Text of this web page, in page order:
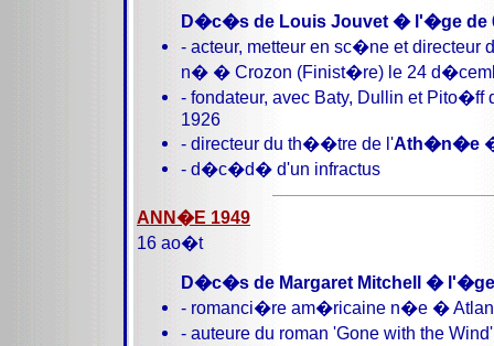
D�c�s de Louis Jouvet � l'�ge de
- acteur, metteur en sc�ne et
n� � Crozon (Finist�re) le 24
- fondateur, avec Baty, Dullin et Pito�ff
1926
- directeur du th��tre de l'Ath�n�e
- d�c�d� d'un infractus
ANN�E 1949
16 ao�t
D�c�s de Margaret Mitchell � l'�ge
- romanci�re am�ricaine n�e �
- auteure du roman 'Gone with the